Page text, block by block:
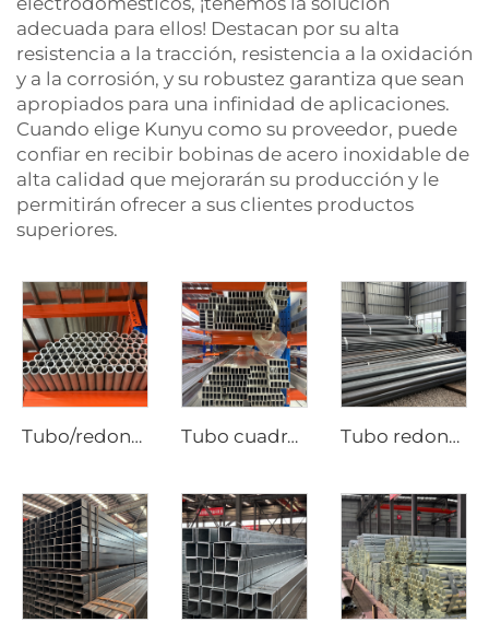
adecuada para ellos! Destacan por su alta
resistencia a la tracción, resistencia a la oxidación
y a la corrosión, y su robustez garantiza que sean
apropiados para una infinidad de aplicaciones.
Cuando elige Kunyu como su proveedor, puede
confiar en recibir bobinas de acero inoxidable de
alta calidad que mejorarán su producción y le
permitirán ofrecer a sus clientes productos
superiores.
Tubo/redondo de aluminio JIS ASTM, tubo sin costura Tubo cuadrado sin costura de acero de aluminio Tubo redondo de acero al carbono laminado en caliente tubo negro ASTM AISI